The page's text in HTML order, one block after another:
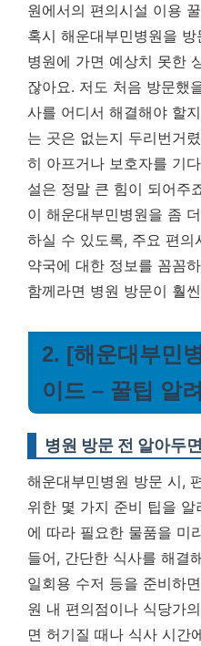
원에서의 편의시설 이용
혹시 해운대부민병원을
병원에 가면 예상치 못한
잖아요. 저도 처음 방문했
사를 어디서 해결해야 할
는 곳은 없는지 두리번거
히 아프거나 보호자를 기
설은 정말 큰 힘이 되어주
이 해운대부민병원을 좀
하실 수 있도록, 주요 편의
약국에 대한 정보를 꼼꼼
함께라면 병원 방문이 훨
2. [해운대부민
이드 – 꿀팁 알
병원 방문 전 알아두
해운대부민병원 방문 시,
위한 몇 가지 준비 팁을
에 따라 필요한 물품을 미
들어, 간단한 식사를 해결
일회용 수저 등을 준비하
원 내 편의점이나 식당가
면 허기질 때나 식사 시간